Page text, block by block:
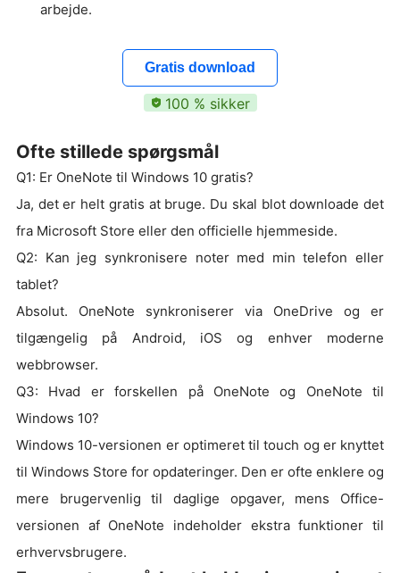
arbejde.
Gratis download
100 % sikker
Ofte stillede spørgsmål
Q1: Er OneNote til Windows 10 gratis?
Ja, det er helt gratis at bruge. Du skal blot downloade det
fra Microsoft Store eller den officielle hjemmeside.
Q2: Kan jeg synkronisere noter med min telefon eller
tablet?
Absolut. OneNote synkroniserer via OneDrive og er
tilgængelig på Android, iOS og enhver moderne
webbrowser.
Q3: Hvad er forskellen på OneNote og OneNote til
Windows 10?
Windows 10-versionen er optimeret til touch og er knyttet
til Windows Store for opdateringer. Den er ofte enklere og
mere brugervenlig til daglige opgaver, mens Office-
versionen af OneNote indeholder ekstra funktioner til
erhvervsbrugere.